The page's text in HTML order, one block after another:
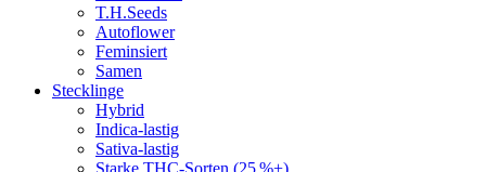
T.H.Seeds
Autoflower
Feminsiert
Samen
Stecklinge
Hybrid
Indica-lastig
Sativa-lastig